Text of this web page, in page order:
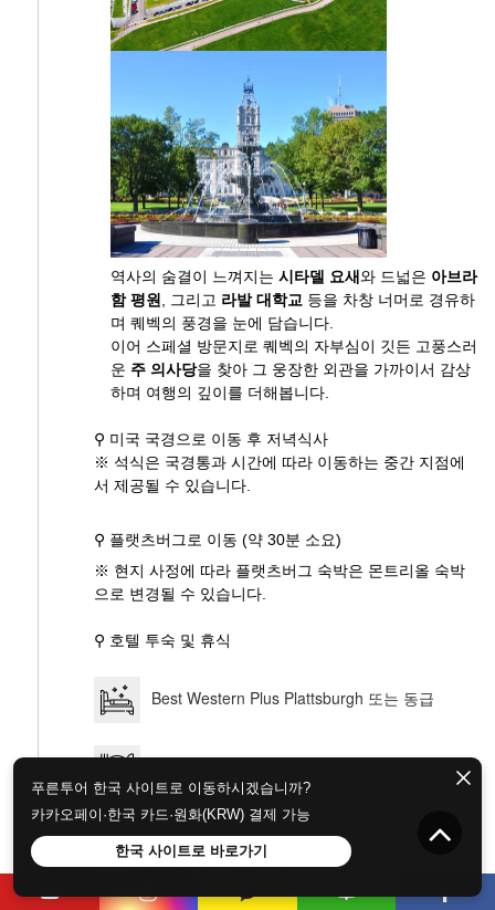
역사의 숨결이 느껴지는 시타델 요새와 드넓은 아브라
함 평원
, 그리고 라발 대학교 등을 차창 너머로 경유하
며 퀘벡의 풍경을 눈에 담습니다.
이어 스페셜 방문지로 퀘벡의 자부심이 깃든 고풍스러
운 주 의사당을 찾아 그 웅장한 외관을 가까이서 감상
하며 여행의 깊이를 더해봅니다.
⚲ 미국 국경으로 이동 후 저녁식사
※ 석식은 국경통과 시간에 따라 이동하는 중간 지점에
서 제공될 수 있습니다.
⚲ 플랫츠버그로 이동 (약 30분 소요)
※ 현지 사정에 따라 플랫츠버그 숙박은 몬트리올 숙박
으로 변경될 수 있습니다.
⚲ 호텔 투숙 및 휴식
Best Western Plus Plattsburgh 또는 동급
조식(호텔식) 중식(자유식-고객부담) 석식(특
식-멕시칸 부리또)
5일차 플랫츠버그 ⇢ 레이크 조지 ⇢ 우드버리 ⇢
뉴욕 ⇢ 뉴저지
푸른투어 한국 사이트로 이동하시겠습니까?
카카오페이·한국 카드·원화(KRW) 결제 가능
한국 사이트로 바로가기